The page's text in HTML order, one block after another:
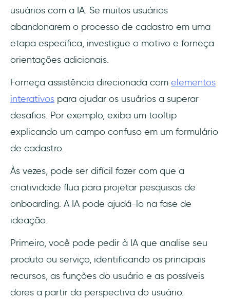
usuários com a IA. Se muitos usuários
abandonarem o processo de cadastro em uma
etapa específica, investigue o motivo e forneça
orientações adicionais.
Forneça assistência direcionada com elementos
interativos para ajudar os usuários a superar
desafios. Por exemplo, exiba um tooltip
explicando um campo confuso em um formulário
de cadastro.
Às vezes, pode ser difícil fazer com que a
criatividade flua para projetar pesquisas de
onboarding. A IA pode ajudá-lo na fase de
ideação.
Primeiro, você pode pedir à IA que analise seu
produto ou serviço, identificando os principais
recursos, as funções do usuário e as possíveis
dores a partir da perspectiva do usuário.